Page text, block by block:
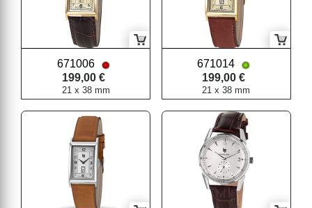
671006
199,00 €
21 x 38 mm
671014
199,00 €
21 x 38 mm